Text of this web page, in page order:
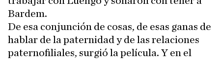
Bardem.
De esa conjunción de cosas, de esas ganas de
hablar de la paternidad y de las relaciones
paternofiliales, surgió la película. Y en el